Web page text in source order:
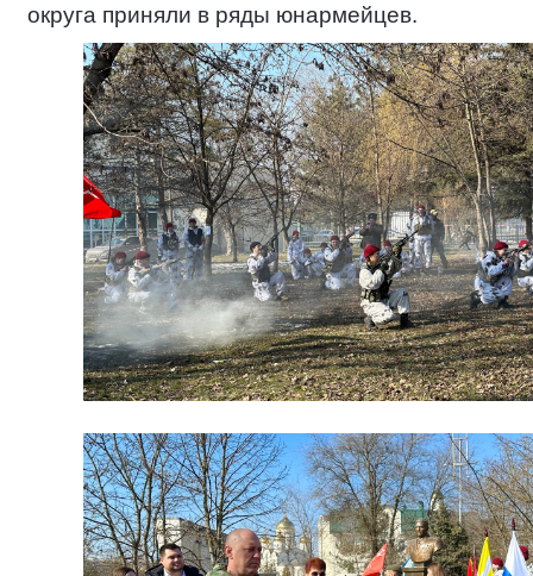
округа приняли в ряды юнармейцев.